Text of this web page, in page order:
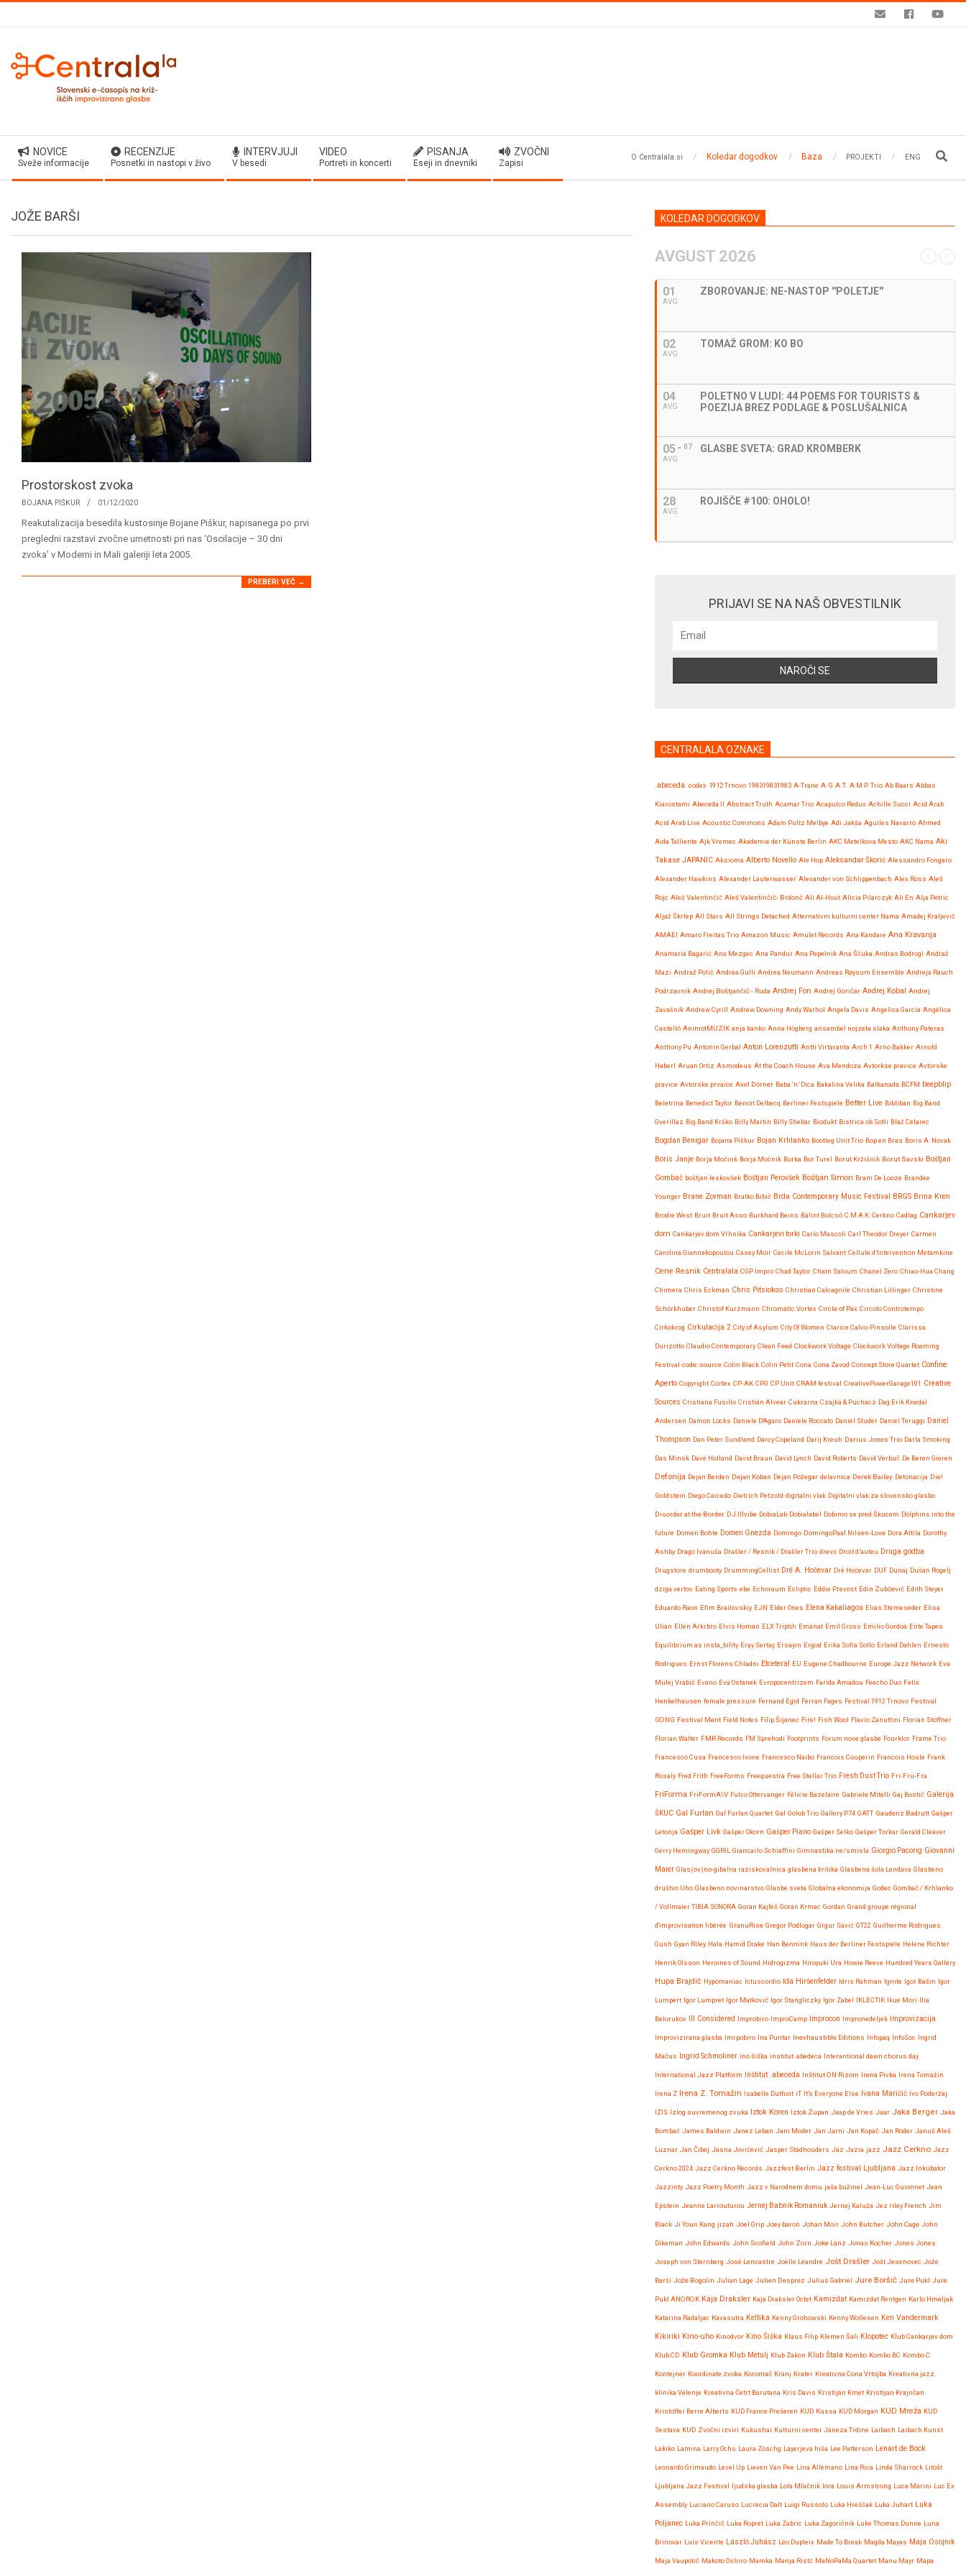
content
Secondary
Navigation
NOVICE
Sveže informacije
RECENZIJE
Posnetki in nastopi v živo
INTERVJUJI
V besedi
VIDEO
Portreti in koncerti
PISANJA
Eseji in dnevniki
ZVOČNI
Zapisi
O Centralala.si Koledar dogodkov Baza PROJEKTI ENG Search
JOŽE BARŠI
Prostorskost zvoka
2020-
12-
BOJANA PIŠKUR 01/12/2020
Reakutalizacija besedila kustosinje Bojane Piškur, napisanega po prvi
pregledni razstavi zvočne umetnosti pri nas ‘Oscilacije – 30 dni
zvoka’ v Moderni in Mali galeriji leta 2005.
PREBERI VEČ →
KOLEDAR DOGODKOV
AVGUST 2026
01
AVG
ZBOROVANJE: NE-NASTOP ''POLETJE''
02
AVG
TOMAŽ GROM: KO BO
04
AVG
POLETNO V LUDI: 44 POEMS FOR TOURISTS &
POEZIJA BREZ PODLAGE & POSLUŠALNICA
05
AVG
07 GLASBE SVETA: GRAD KROMBERK
28
AVG
ROJIŠČE #100: OHOLO!
PRIJAVI SE NA NAŠ OBVESTILNIK
CENTRALALA OZNAKE
.abeceda .codex 1912 Trnovo 198319831983 A-Trane A.G.A.T. A.M.P. Trio Ab Baars Abbas
Kiarostami Abeceda II Abstract Truth Acamar Trio Acapulco Redux Achille Succi Acid Arab
Acid Arab Live Acoustic Commons Adam Pultz Melbye Adi Jakša Aguiles Navarro Ahmed
Aida Talliente Ajk Vremec Akademie der Künste Berlin AKC Metelkova Mesto AKC Nama Aki
Takase JAPANIC Aksioma Alberto Novello Ale Hop Aleksandar Škorić Alessandro Fongaro
Alexander Hawkins Alexander Lauterwasser Alexander von Schlippenbach Alex Ross Aleš
Rojc Aleš Valentinčič Aleš Valentinčič- Brdonč Ali Al-Hout Alicia Pilarczyk Ali En Alja Petric
Aljaž Škrlep All Stars All Strings Detached Alternativni kulturni center Nama Amadej Kraljevič
AMAEI Amaro Freitas Trio Amazon Music Amulet Records Ana Kandare Ana Kravanja
Anamaria Bagarić Ana Mezgec Ana Pandur Ana Pepelnik Ana Ščuka Andras Bodrogi Andraž
Mazi Andraž Polič Andrea Gulli Andrea Neumann Andreas Røysum Ensemble Andreja Rauch
Podrzavnik Andrej Boštjančič - Ruda Andrej Fon Andrej Goričar Andrej Kobal Andrej
Zavašnik Andrew Cyrill Andrew Downing Andy Warhol Angela Davis Angelica Garcia Angélica
Castelló AnimotMUZIK anja banko Anna Högberg ansambel nojzeta slaka Anthony Pateras
Anthony Pu Antonin Gerbal Anton Lorenzutti Antti Virtaranta Arch 1 Arno Bakker Arnold
Haberl Aruan Ortiz Asmodeus At the Coach House Ava Mendoza Avtorkse pravice Avtorske
pravice Avtorske prvaice Axel Dörner Baba ‘n’ Dica Bakalina Velika Balkanada BCFM beepblip
Beletrina Benedict Taylor Benoit Delbecq Berliner Festspiele Better Live Bibliban Big Band
Gverillaz Big Band Krško Billy Martin Billy Shebar Biodukt Bistrica ob Sotli Blaž Celarec
Bogdan Benigar Bojana Piškur Bojan Krhlanko Bootleg Unit Trio Bop en Bras Boris A. Novak
Boris Janje Borja Močink Borja Močnik Borka Bor Turel Borut Kržišnik Borut Savski Boštjan
Gombač boštjan leskovšek Boštjan Perovšek Boštjan Simon Bram De Looze Brandee
Younger Brane Zorman Bratko Bibič Brda Contemporary Music Festival BRGS Brina Kren
Brodie West Bruit Bruit Asso Burkhard Beins Bálint Bolcsó C.M.A.K. Cerkno Cadlag Cankarjev
dom Cankarjev dom Vrhnika Cankarjevi torki Carlo Mascoli Carl Theodor Dreyer Carmen
Carolina Giannakopoulou Casey Moir Cecile McLorin Salvant Cellule d’Intervention Metamkine
Cene Resnik Centralala CGP Impro Chad Taylor Cham Saloum Chanel Zero Chiao-Hua Chang
Chimera Chris Eckman Chris Pitsiokos Christian Calcagnile Christian Lillinger Christine
Schörkhuber Christof Kurzmann Chromatic Vortex Circle of Pax Circolo Controtempo
Cirkokrog Cirkulacija 2 City of Asylum City Of Women Clarice Calvo-Pinsolle Clarissa
Durizotto Claudio Contemporary Clean Feed Clockwork Voltage Clockwork Voltage Roaming
Festival code::source Colin Black Colin Petit Cona Cona Zavod Concept Store Quartet Confine
Aperto Copyright Cortex CP-AK CPG CP Unit CRAM festival CreativePowerGarage101 Creative
Sources Cristiana Fusillo Cristián Alvear Cukrarna Czajka & Puchacz Dag Erik Knedal
Andersen Damon Locks Daniele D'Agaro Daniele Roccato Daniel Studer Daniel Teruggi Daniel
Thompson Dan Peter Sundland Darcy Copeland Darij Kreuh Darius Jones Trio Darla Smoking
Das Minsk Dave Holland David Braun David Lynch David Roberts David Verbuč De Beren Gieren
Defonija Dejan Berden Dejan Koban Dejan Požegar delavnica Derek Bailey Detonacija Die!
Goldstein Diego Caicedo Dietrich Petzold digitalni vlak Digitalni vlak za slovensko glasbo
Disorder at the Border DJ Illvibe DobiaLab Dobialabel Dobimo se pred Škucem Dolphins into the
future Domen Bohte Domen Gnezda Domingo DomingoPaal Nilsen-Love Dora Attila Dorothy
Ashby Drago Ivanuša Drašler / Resnik / Drašler Trio drevo Droit d’auteu Druga godba
Drugstore drumbooty DrummingCellist Dré A. Hočevar Dré Hočevar DUF Dunaj Dušan Rogelj
dziga vertov Eating Sports ebe Echoraum Ecliptic Eddie Prevost Edin Zubčević Edith Steyer
Eduardo Raon Efim Brailovskiy EJN Elder Ones Elena Kakaliagou Elias Stemeseder Elisa
Ulian Ellen Arkrbro Elvis Homan ELX Triptih Emanat Emil Gross Emilio Gordoa Ente Tapes
Equilibrium as insta_bility Eray Sertaç Ersayin Ergod Erika Sofia Sollo Erland Dahlen Ernesto
Rodrigues Ernst Florens Chladni Etceteral EU Eugene Chadbourne Europe Jazz Network Eva
Mulej Vrabič Evano Eva Ostanek Evropocentrizem Farida Amadou Feecho Duo Felix
Henkelhausen female:pressure Fernand Egid Ferran Fages Festival 1912 Trnovo Festival
GONG Festival Ment Field Notes Filip Šijanec Fire! Fish Wool Flavio Zanuttini Florian Stoffner
Florian Walter FMR Records FM Sprehodi Footprints Forum nove glasbe Fourklor Frame Trio
Francesco Cusa Francesco Ivone Francesco Naibo Francois Couperin Francois Houle Frank
Rosaly Fred Frith FreeForms Freequestra Free Stellar Trio Fresh Dust Trio Fri-Fru-Fra
FriForma FriFormA\V Fulco Ottervanger Félicie Bazelaire Gabriele Mitelli Gaj Bostič Galerija
ŠKUC Gal Furlan Gal Furlan Quartet Gal Golob Trio Gallery P74 GATT Gaudenz Badrutt Gašper
Letonja Gašper Livk Gašper Okorn Gašper Piano Gašper Selko Gašper Torkar Gerald Cleaver
Gerry Hemingway GGRIL Giancarlo Schiaffini Gimnastika ne/smisla Giorgio Pacorig Giovanni
Maier Glas(ov)no-gibalna raziskovalnica glasbena kritika Glasbena šola Lendava Glasbeno
društvo Uho Glasbeno novinarstvo Glasbe sveta Globalna ekonomija Godec Gombač / Krhlanko
/ Vollmaier TIBIA SONORA Goran Kajfeš Goran Krmac Gordan Grand groupe régional
d'improvisation libérée GranuRise Gregor Podlogar Grgur Savić GT22 Guilherme Rodrigues
Gush Gyan Riley Hala Hamid Drake Han Bennink Haus der Berliner Festspiele Helene Richter
Henrik Olsson Heroines of Sound Hidrogizma Hiroyuki Ura Howie Reeve Hundred Years Gallery
Hupa Brajdič Hypomaniac Ictuscordio Ida Hiršenfelder Idris Rahman Ignite Igor Bašin Igor
Lumpert Igor Lumpret Igor Matković Igor Stangliczky Igor Zabel IKLECTIK Ikue Mori Ilia
Belorukov Ill Considered Improbiro ImproCamp Improcon Impronedeljek Improvizacija
Improvizirana glasba Imrpobiro Ina Puntar Inexhaustible Editions Infopaq InfoSoc Ingrid
Mačus Ingrid Schmoliner ino šiška institut .abedeca Interantional dawn chorus day
International Jazz Platform Inštitut .abeceda Inštitut ON Rizom Irena Pivka Irena Tomažin
Irena Z Irena Z. Tomažin Isabelle Duthoit iT It's Everyone Else Ivana Maričić Ivo Poderžaj
IZIS Izlog suvremenog zvuka Iztok Koren Iztok Zupan Jaap de Vries Jaar Jaka Berger Jaka
Bombač James Baldwin Janez Leban Jani Moder Jan Jarni Jan Kopač Jan Roder Januš Aleš
Luznar Jan Čibej Jasna Jovićević Jasper Stadhouders Jaz Jazia jazz Jazz Cerkno Jazz
Cerkno 2024 Jazz Cerkno Records Jazzfest Berlin Jazz festival Ljubljana Jazz Inkubator
Jazzinty Jazz Poetry Month Jazz v Narodnem domu jaša bužinel Jean-Luc Guionnet Jean
Epstein Jeanne Larrouturou Jernej Babnik Romaniuk Jernej Kaluža Jez riley French Jim
Black Ji Youn Kang jizah Joel Grip Joey baron Johan Moir John Butcher John Cage John
Dikeman John Edwards John Scofield John Zorn Joke Lanz Jonas Kocher Jones Jones
Joseph von Sternberg José Lencastre Joëlle Léandre Jošt Drašler Jošt Jesenovec Jože
Barši Jože Bogolin Julian Lage Julien Desprez Julius Gabriel Jure Boršič Jure Pukl Jure
Pukl ANOROK Kaja Draksler Kaja Draksler Octet Kamizdat Kamizdat Rentgen Karlo Hmeljak
Katarina Radaljac Kavasutra Keltika Kenny Grohowski Kenny Wollesen Ken Vandermark
Kikiriki Kino-uho Kinodvor Kino Šiška Klaus Filip Klemen Šali Klopotec Klub Cankarjev dom
Klub CD Klub Gromka Klub Metulj Klub Zakon Klub Štala Kombo Kombo BC Kombo C
Kontejner Koordinate zvoka Koromač Kranj Krater Kreativna Cona Vrtojba Kreativna jazz
klinika Velenje Kreativna Četrt Barutana Kris Davis Kristijan Kmet Kristijan Krajnčan
Kristoffer Berre Alberts KUD France Prešeren KUD Kussa KUD Morgan KUD Mreža KUD
Sestava KUD Zvočni izviri Kukushai Kulturni center Janeza Trdine Laibach Laibach Kunst
Lakiko Lamina Larry Ochs Laura Zöschg Layerjeva hiša Lee Patterson Lenart de Bock
Leonardo Grimaudo Level Up Lieven Van Pee Lina Allemano Lina Rica Linda Sharrock Litošt
Ljubljana Jazz Festival ljudska glasba Lola Mlačnik lora Louis Armstrong Luca Marini Luc Ex
Assembly Luciano Caruso Lucrecia Dalt Luigi Russolo Luka Hreščak Luka Juhart Luka
Poljanec Luka Prinčič Luka Ropret Luka Zabric Luka Zagoričnik Luke Thomas Dunne Luna
Brinovar Luís Vicente László Juhász Léo Dupleix Made To Break Magda Mayas Maja Osojnik
Maja Vaupotič Makoto Oshiro Mamka Manja Ristć MaNoPaMa Quartet Manu Mayr Mapa